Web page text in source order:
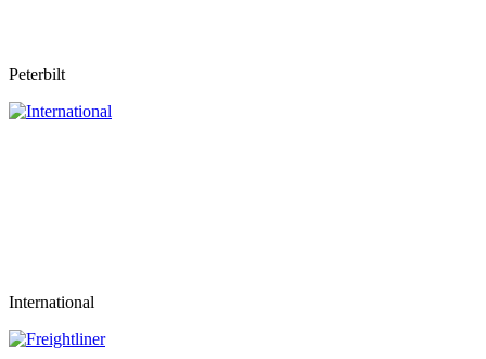
Peterbilt
International